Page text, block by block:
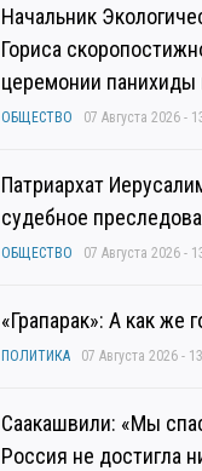
Начальник
Гориса
церемонии панихиды
ОБЩЕСТВО 07 Августа 2026 -
Патриархат
судебное
ОБЩЕСТВО 07 Августа 2026 -
«Грапарак»: А как же
ПОЛИТИКА 07 Августа 2026 -
Саакашвили: «Мы
Россия не достигла